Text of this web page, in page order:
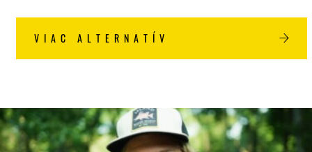
VIAC ALTERNATÍV